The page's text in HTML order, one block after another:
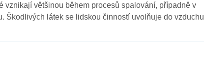
vznikají většinou během procesů spalování, případně v
Škodlivých látek se lidskou činností uvolňuje do vzduchu